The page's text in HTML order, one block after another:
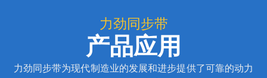
力劲同步带
产品应用
力劲同步带为现代制造业的发展和进步提供了可靠的动力